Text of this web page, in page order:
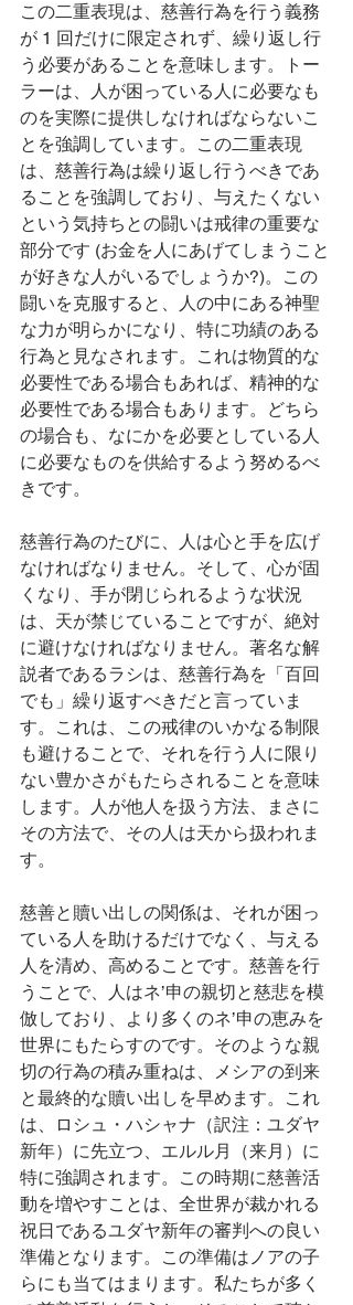
この二重表現は、慈善行為を行う義務
が 1 回だけに限定されず、繰り返し行
う必要があることを意味します。トー
ラーは、人が困っている人に必要なも
のを実際に提供しなければならないこ
とを強調しています。この二重表現
は、慈善行為は繰り返し行うべきであ
ることを強調しており、与えたくない
という気持ちとの闘いは戒律の重要な
部分です (お金を人にあげてしまうこと
が好きな人がいるでしょうか?)。この
闘いを克服すると、人の中にある神聖
な力が明らかになり、特に功績のある
行為と見なされます。これは物質的な
必要性である場合もあれば、精神的な
必要性である場合もあります。どちら
の場合も、なにかを必要としている人
に必要なものを供給するよう努めるべ
きです。
慈善行為のたびに、人は心と手を広げ
なければなりません。そして、心が固
くなり、手が閉じられるような状況
は、天が禁じていることですが、絶対
に避けなければなりません。著名な解
説者であるラシは、慈善行為を「百回
でも」繰り返すべきだと言っていま
す。これは、この戒律のいかなる制限
も避けることで、それを行う人に限り
ない豊かさがもたらされることを意味
します。人が他人を扱う方法、まさに
その方法で、その人は天から扱われま
す。
慈善と贖い出しの関係は、それが困っ
ている人を助けるだけでなく、与える
人を清め、高めることです。慈善を行
うことで、人はネ’申の親切と慈悲を模
倣しており、より多くのネ’申の恵みを
世界にもたらすのです。そのような親
切の行為の積み重ねは、メシアの到来
と最終的な贖い出しを早めます。これ
は、ロシュ・ハシャナ（訳注：ユダヤ
新年）に先立つ、エルル月（来月）に
特に強調されます。この時期に慈善活
動を増やすことは、全世界が裁かれる
祝日であるユダヤ新年の審判への良い
準備となります。この準備はノアの子
らにも当てはまります。私たちが多く